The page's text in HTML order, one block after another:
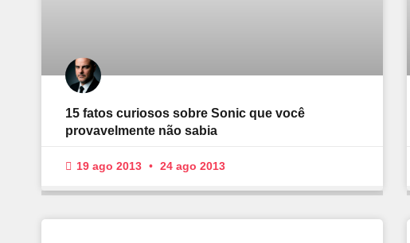
15 fatos curiosos sobre Sonic que você
provavelmente não sabia
19 ago 2013 24 ago 2013